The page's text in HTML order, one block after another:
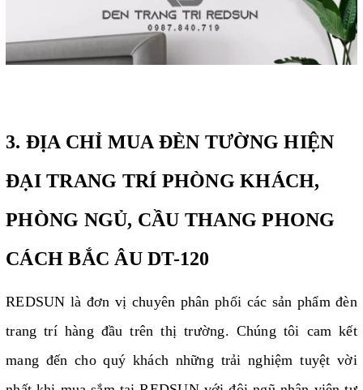
3. ĐỊA CHỈ MUA ĐÈN TƯỜNG HIỆN
ĐẠI TRANG TRÍ PHÒNG KHÁCH,
PHÒNG NGỦ, CẦU THANG PHONG
CÁCH BẮC ÂU DT-120
REDSUN là đơn vị chuyên phân phối các sản phẩm đèn
trang trí hàng đầu trên thị trường. Chúng tôi cam kết
mang đến cho quý khách những trải nghiệm tuyệt vời